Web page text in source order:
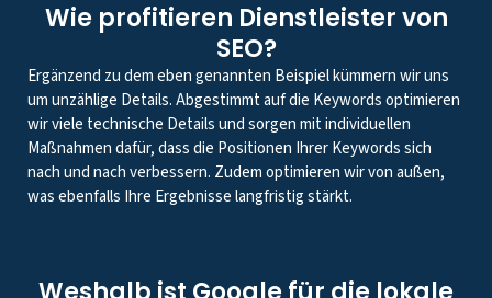
Wie profitieren Dienstleister von
SEO?
Ergänzend zu dem eben genannten Beispiel kümmern wir uns
um unzählige Details. Abgestimmt auf die Keywords optimieren
wir viele technische Details und sorgen mit individuellen
Maßnahmen dafür, dass die Positionen Ihrer Keywords sich
nach und nach verbessern. Zudem optimieren wir von außen,
was ebenfalls Ihre Ergebnisse langfristig stärkt.